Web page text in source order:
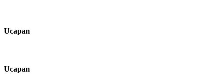
Ucapan
Ucapan